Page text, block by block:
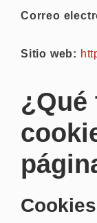
Correo
Sitio web:
¿Qué